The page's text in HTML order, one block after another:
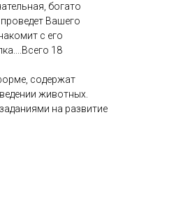
богато
Вашего
с его
18
содержат
животных.
на развитие